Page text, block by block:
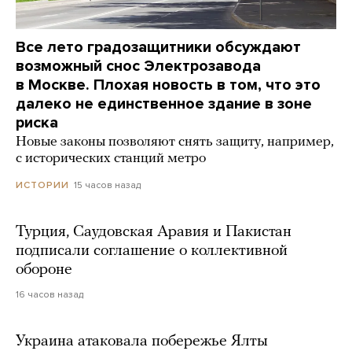
Все лето градозащитники обсуждают
возможный снос Электрозавода
в Москве. Плохая новость в том, что это
далеко не единственное здание в зоне
риска
Новые законы позволяют снять защиту, например,
с исторических станций метро
ИСТОРИИ 15 часов назад
Турция, Саудовская Аравия и Пакистан
подписали соглашение о коллективной
обороне
16 часов назад
Украина атаковала побережье Ялты